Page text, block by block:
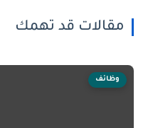
مقالات قد تهمك
وظائف